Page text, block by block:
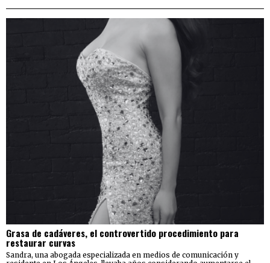
Grasa de cadáveres, el controvertido procedimiento para
restaurar curvas
Sandra, una abogada especializada en medios de comunicación y